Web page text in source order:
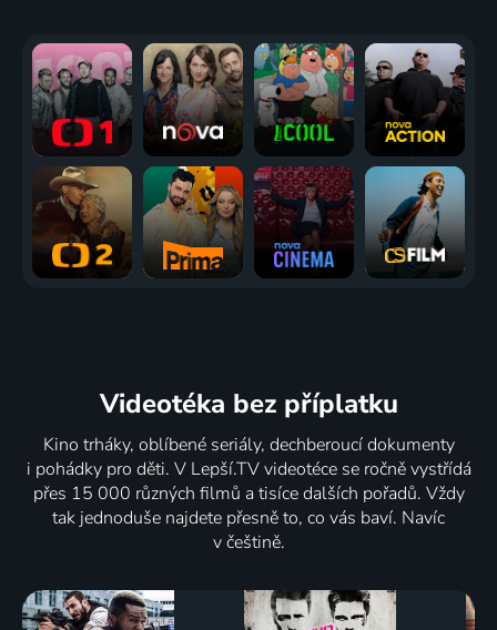
Videotéka bez příplatku
Kino trháky, oblíbené seriály, dechberoucí dokumenty
i pohádky pro děti. V Lepší.TV videotéce se ročně vystřídá
přes 15 000 různých filmů a tisíce dalších pořadů. Vždy
tak jednoduše najdete přesně to, co vás baví. Navíc
v češtině.